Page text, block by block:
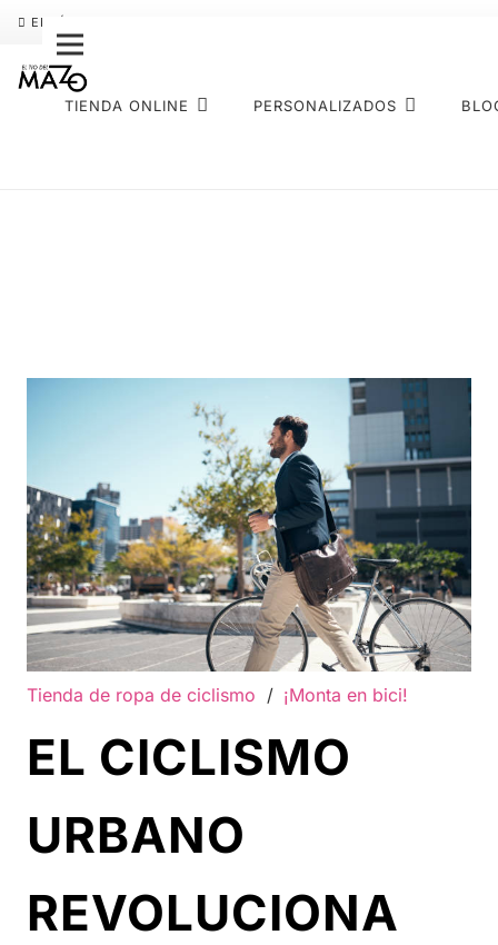
ENVÍO GRATIS
TIENDA ONLINE PERSONALIZADOS
Tienda de ropa de ciclismo / ¡Monta en bici!
EL CICLISMO
URBANO
REVOLUCIONA